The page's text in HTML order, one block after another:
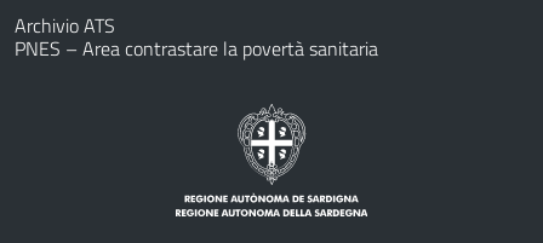
Archivio ATS
PNES – Area contrastare la povertà sanitaria